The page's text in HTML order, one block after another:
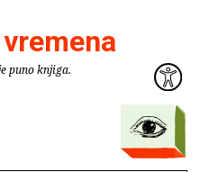
puno knjiga.